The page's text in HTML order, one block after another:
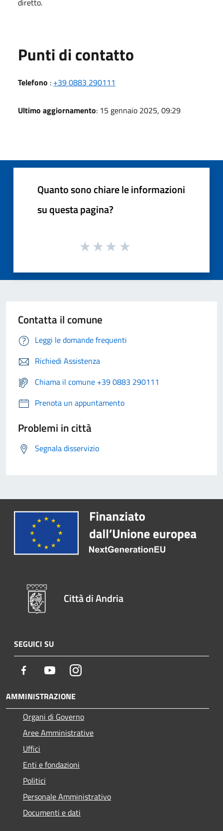
diretto.
Punti di contatto
Telefono : +39 0883 290111
Ultimo aggiornamento: 15 gennaio 2025, 09:29
Quanto sono chiare le informazioni
su questa pagina?
Contatta il comune
Leggi le domande frequenti
Richiedi Assistenza
Chiama il comune +39 0883 290111
Prenota un appuntamento
Problemi in città
Segnala disservizio
Città di Andria
SEGUICI SU
Facebook YoutubeInstagram
AMMINISTRAZIONE
Organi di Governo
Aree Amministrative
Uffici
Enti e fondazioni
Politici
Personale Amministrativo
Documenti e dati